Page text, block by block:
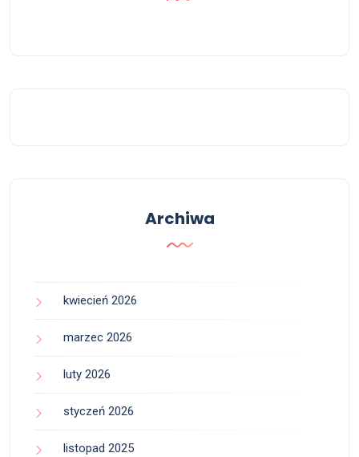
Archiwa
kwiecień 2026
marzec 2026
luty 2026
styczeń 2026
listopad 2025